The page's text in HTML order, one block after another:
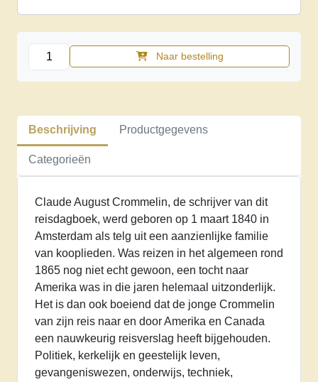
Een
Amsterdammer
in
1866-
1867,
Claude
aantal
Naar bestelling
Beschrijving Productgegevens
Categorieën
Claude August Crommelin, de schrijver van dit
reisdagboek, werd geboren op 1 maart 1840 in
Amsterdam als telg uit een aanzienlijke familie
van kooplieden. Was reizen in het algemeen rond
1865 nog niet echt gewoon, een tocht naar
Amerika was in die jaren helemaal uitzonderlijk.
Het is dan ook boeiend dat de jonge Crommelin
van zijn reis naar en door Amerika en Canada
een nauwkeurig reisverslag heeft bijgehouden.
Politiek, kerkelijk en geestelijk leven,
gevangeniswezen, onderwijs, techniek,